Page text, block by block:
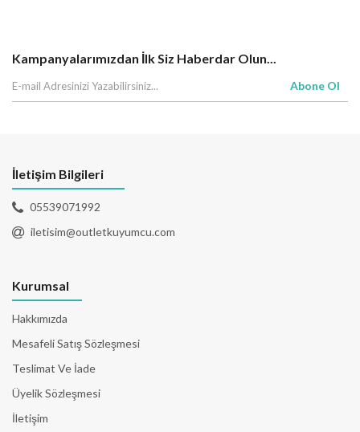
Kampanyalarımızdan İlk Siz Haberdar Olun...
Abone Ol
İletişim Bilgileri
05539071992
iletisim@outletkuyumcu.com
Kurumsal
Hakkımızda
Mesafeli Satış Sözleşmesi
Teslimat Ve İade
Üyelik Sözleşmesi
İletişim